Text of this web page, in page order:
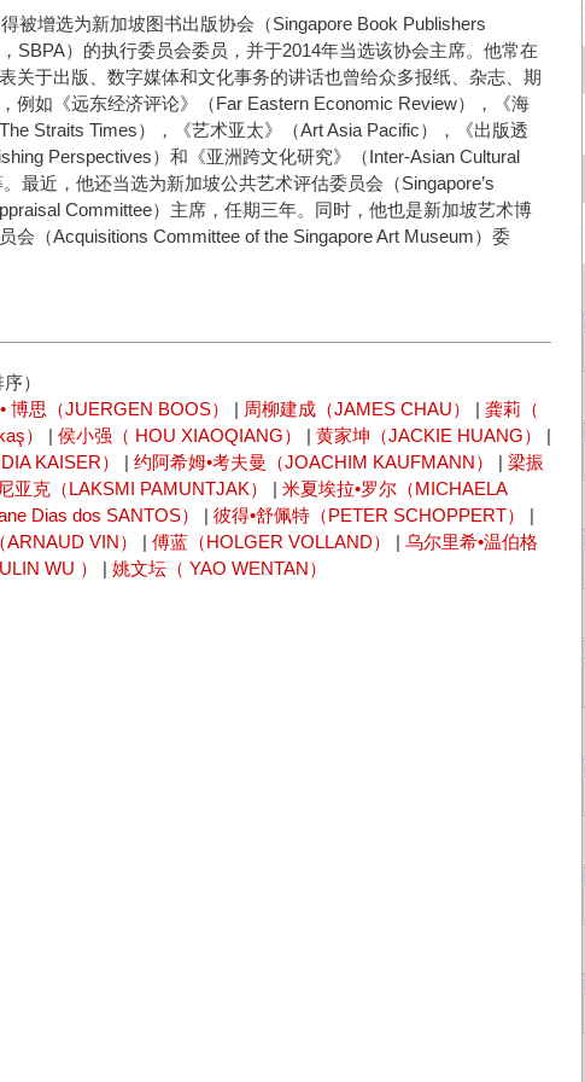
被增选为新加坡图书出版协会（Singapore Book Publishers
SBPA）的执行委员会委员，并于2014年当选该协会主席。他常在
关于出版、数字媒体和文化事务的讲话也曾给众多报纸、杂志、期
例如《远东经济评论》（Far Eastern Economic Review），《海
Straits Times），《艺术亚太》（Art Asia Pacific），《出版透
Perspectives）和《亚洲跨文化研究》（Inter-Asian Cultural
最近，他还当选为新加坡公共艺术评估委员会（Singapore’s
Committee）主席，任期三年。同时，他也是新加坡艺术博
会（Acquisitions Committee of the Singapore Art Museum）委
）
博思（JUERGEN BOOS）
| 周柳建成（JAMES CHAU） | 龚莉（
）
| 侯小强（ HOU XIAOQIANG） | 黄家坤（JACKIE HUANG）
|
KAISER）
| 约阿希姆•考夫曼（JOACHIM KAUFMANN） | 梁振
亚克（LAKSMI PAMUNTJAK）
| 米夏埃拉•罗尔（MICHAELA
Dias dos SANTOS）
| 彼得•舒佩特（PETER SCHOPPERT）
|
ARNAUD VIN）
| 傅蓝（HOLGER VOLLAND） | 乌尔里希•温伯格
WU ）
| 姚文坛（ YAO WENTAN）